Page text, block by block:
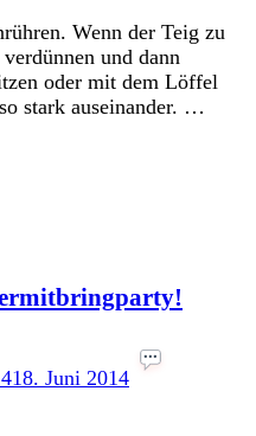
Wenn der Teig zu
und dann
oder mit dem Löffel
stark auseinander. …
18. Juni 2014